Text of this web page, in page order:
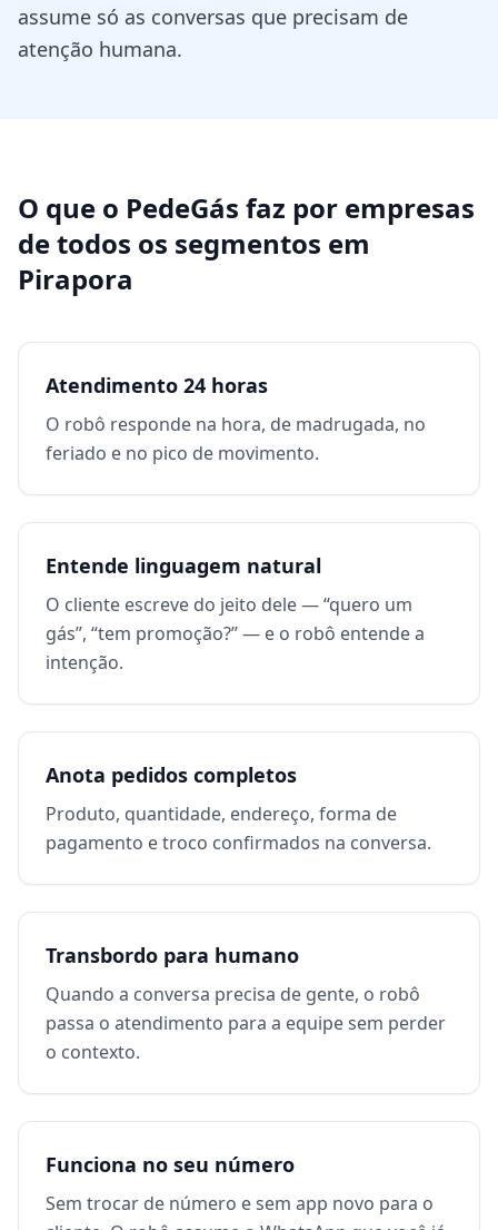
assume só as conversas que precisam de
atenção humana.
O que o PedeGás faz por empresas
de todos os segmentos em
Pirapora
Atendimento 24 horas
O robô responde na hora, de madrugada, no
feriado e no pico de movimento.
Entende linguagem natural
O cliente escreve do jeito dele — “quero um
gás”, “tem promoção?” — e o robô entende a
intenção.
Anota pedidos completos
Produto, quantidade, endereço, forma de
pagamento e troco confirmados na conversa.
Transbordo para humano
Quando a conversa precisa de gente, o robô
passa o atendimento para a equipe sem perder
o contexto.
Funciona no seu número
Sem trocar de número e sem app novo para o